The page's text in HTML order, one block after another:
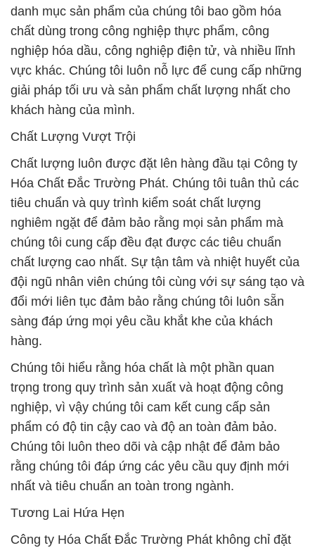
danh mục sản phẩm của chúng tôi bao gồm hóa
chất dùng trong công nghiệp thực phẩm, công
nghiệp hóa dầu, công nghiệp điện tử, và nhiều lĩnh
vực khác. Chúng tôi luôn nỗ lực để cung cấp những
giải pháp tối ưu và sản phẩm chất lượng nhất cho
khách hàng của mình.
Chất Lượng Vượt Trội
Chất lượng luôn được đặt lên hàng đầu tại Công ty
Hóa Chất Đắc Trường Phát. Chúng tôi tuân thủ các
tiêu chuẩn và quy trình kiểm soát chất lượng
nghiêm ngặt để đảm bảo rằng mọi sản phẩm mà
chúng tôi cung cấp đều đạt được các tiêu chuẩn
chất lượng cao nhất. Sự tận tâm và nhiệt huyết của
đội ngũ nhân viên chúng tôi cùng với sự sáng tạo và
đổi mới liên tục đảm bảo rằng chúng tôi luôn sẵn
sàng đáp ứng mọi yêu cầu khắt khe của khách
hàng.
Chúng tôi hiểu rằng hóa chất là một phần quan
trọng trong quy trình sản xuất và hoạt động công
nghiệp, vì vậy chúng tôi cam kết cung cấp sản
phẩm có độ tin cậy cao và độ an toàn đảm bảo.
Chúng tôi luôn theo dõi và cập nhật để đảm bảo
rằng chúng tôi đáp ứng các yêu cầu quy định mới
nhất và tiêu chuẩn an toàn trong ngành.
Tương Lai Hứa Hẹn
Công ty Hóa Chất Đắc Trường Phát không chỉ đặt